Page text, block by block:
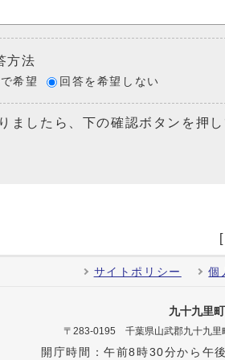
方法
希望 回答を希望しない
ましたら、下の確認ボタンを押し
[
サイトポリシー 個
九十九里
〒283-0195 千葉県山武郡九十九
開庁時間：午前8時30分から午